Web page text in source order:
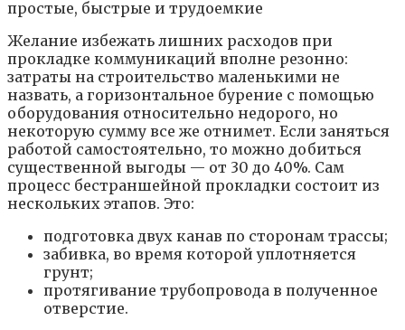
Желание избежать лишних расходов при
прокладке коммуникаций вполне резонно:
затраты на строительство маленькими не
назвать, а горизонтальное бурение с помощью
оборудования относительно недорого, но
некоторую сумму все же отнимет. Если заняться
работой самостоятельно, то можно добиться
существенной выгоды — от 30 до 40%. Сам
процесс бестраншейной прокладки состоит из
нескольких этапов. Это:
подготовка двух канав по сторонам трассы;
забивка, во время которой уплотняется
грунт;
протягивание трубопровода в полученное
отверстие.